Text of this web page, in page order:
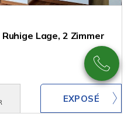
Lage, 2 Zimmer